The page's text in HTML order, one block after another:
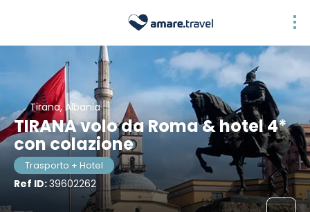
Tirana, Albania
TIRANA volo da Roma & hotel 4*
con colazione
Trasporto + Hotel
Ref ID:39602262